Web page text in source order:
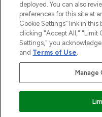
ÜBER
Pay Securely With
deployed. You can also
preferences for this site at
Cookie Settings” link in
clicking "Accept All," "Limit
Settings," you
and Terms of Use.